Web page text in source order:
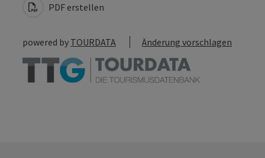
PDF erstellen
powered by TOURDATA Änderung vorschlagen